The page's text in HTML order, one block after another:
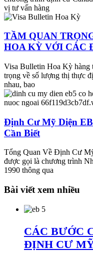
vị tư vấn hàng
TẦM QUAN
HOA KỲ VỚI CÁC
Visa Bulletin Hoa Kỳ hàng
trọng về số lượng thị thực
nhau, bao
Định Cư Mỹ Diện
Cần Biết
Tổng Quan Về Định Cư
được gọi là chương trình
1990 thông qua
Bài viết xem nhiều
CÁC BƯỚC
ĐỊNH CƯ